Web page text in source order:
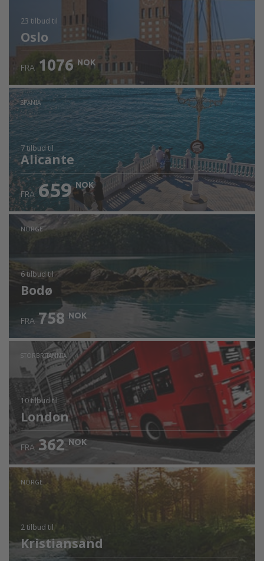
23 tilbud til
Oslo
FRA 1076 NOK
SPANIA
7 tilbud til
Alicante
FRA 659 NOK
NORGE
6 tilbud til
Bodø
FRA 758 NOK
STORBRITANNIA
10 tilbudtil
London
FRA 362 NOK
NORGE
2 tilbud til
Kristiansand